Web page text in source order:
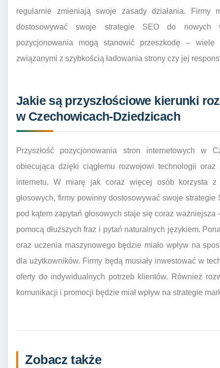
regularnie zmieniają swoje zasady działania.
dostosowywać swoje strategie SEO do nowych
pozycjonowania mogą stanowić przeszkodę –
związanymi z szybkością ładowania strony czy jej
Jakie są przyszłościowe kierunki
w Czechowicach-Dziedzicach
Przyszłość pozycjonowania stron internetowych w
obiecująca dzięki ciągłemu rozwojowi technologii
internetu. W miarę jak coraz więcej osób korzysta z
głosowych, firmy powinny dostosowywać swoje
pod kątem zapytań głosowych staje się coraz
pomocą dłuższych fraz i pytań naturalnych językiem.
oraz uczenia maszynowego będzie miało wpływ na
dla użytkowników. Firmy będą musiały inwestować w
oferty do indywidualnych potrzeb klientów. Również
komunikacji i promocji będzie miał wpływ na strategie
Zobacz także